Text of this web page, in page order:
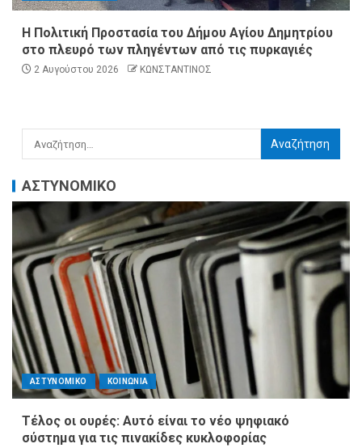
Η Πολιτική Προστασία του Δήμου Αγίου Δημητρίου
στο πλευρό των πληγέντων από τις πυρκαγιές
2 Αυγούστου 2026 ΚΩΝΣΤΑΝΤΙΝΟΣ
ΑΣΤΥΝΟΜΙΚΟ
ΑΣΤΥΝΟΜΙΚΟ ΚΟΙΝΩΝΙΑ
Τέλος οι ουρές: Αυτό είναι το νέο ψηφιακό
σύστημα για τις πινακίδες κυκλοφορίας